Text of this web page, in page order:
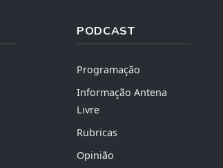
PODCAST
Programação
Informação Antena
Livre
Rubricas
Opinião